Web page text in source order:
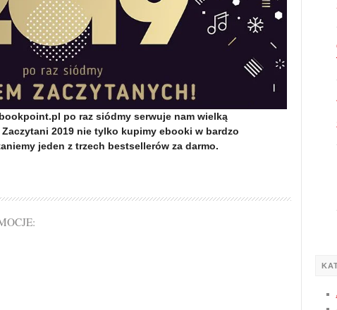
po raz siódmy serwuje nam wielką
2019 nie tylko kupimy ebooki w bardzo
jeden z trzech bestsellerów za darmo.